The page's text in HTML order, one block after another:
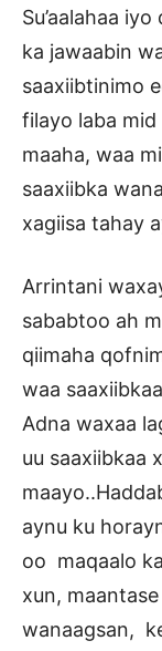
Su’aalahaa
ka jawaabin
saaxiibtinimo
filayo laba
maaha, waa
saaxiibka
xagiisa tahay
Arrintani
sababtoo ah
qiimaha
waa
Adna waxaa
uu saaxiibkaa
aynu ku
oo maqaalo
xun,
wanaagsan,